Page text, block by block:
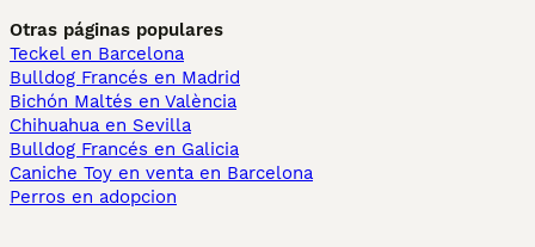
Otras páginas populares
Teckel en Barcelona
Bulldog Francés en Madrid
Bichón Maltés en València
Chihuahua en Sevilla
Bulldog Francés en Galicia
Caniche Toy en venta en Barcelona
Perros en adopcion